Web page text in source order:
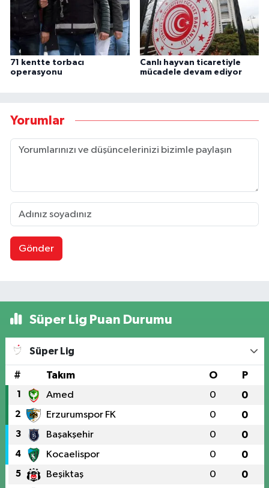
71 kentte torbacı
operasyonu
Canlı hayvan ticaretiyle
mücadele devam ediyor
Yorumlar
Gönder
Süper Lig Puan Durumu
Süper Lig
# Takım O P
1 Amed 0 0
2 Erzurumspor FK 0 0
3 Başakşehir 0 0
4 Kocaelispor 0 0
5 Beşiktaş 0 0